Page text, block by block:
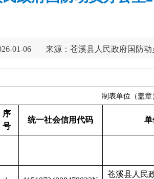
01-06 来源：苍溪县人民政府国防动
制表单位（盖
序
号
统一社会信用代码 单
苍溪县人民